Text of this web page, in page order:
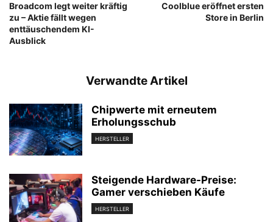
Broadcom legt weiter kräftig
zu – Aktie fällt wegen
enttäuschendem KI-
Ausblick
Coolblue eröffnet ersten
Store in Berlin
Verwandte Artikel
Chipwerte mit erneutem
Erholungsschub
HERSTELLER
Steigende Hardware-Preise:
Gamer verschieben Käufe
HERSTELLER